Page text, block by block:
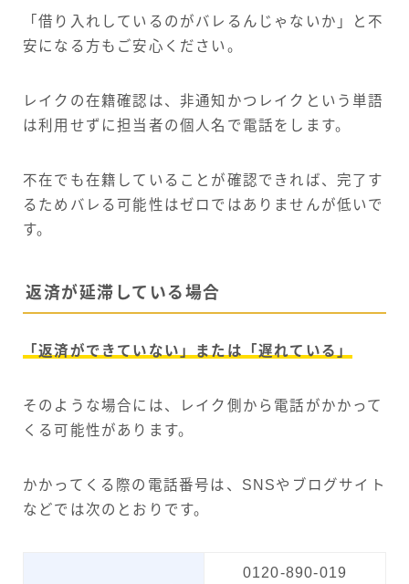
「借り入れしているのがバレるんじゃないか」と不
安になる方もご安心ください。
レイクの在籍確認は、非通知かつレイクという単語
は利用せずに担当者の個人名で電話をします。
不在でも在籍していることが確認できれば、完了す
るためバレる可能性はゼロではありませんが低いで
す。
返済が延滞している場合
「返済ができていない」または「遅れている」
そのような場合には、レイク側から電話がかかって
くる可能性があります。
かかってくる際の電話番号は、SNSやブログサイト
などでは次のとおりです。
0120-890-019